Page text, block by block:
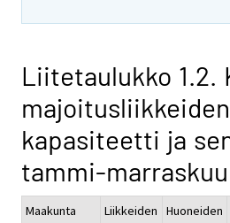
Liitetaulukko 1.2.
majoitusliikkeiden
kapasiteetti ja
tammi-marraskuu
Maakunta
Liikkeiden
Huoneiden